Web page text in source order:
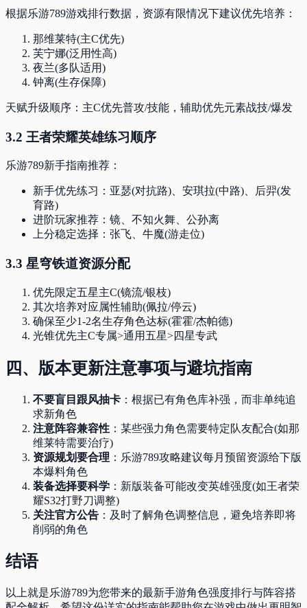
根据乐游789游戏排行数据，资源有限情况下建议优先培养：
那维莱特(主C优先)
芙宁娜(泛用性高)
夜兰(多队适用)
钟离(生存保障)
天赋升级顺序：主C优先普攻/技能，辅助优先元素战技/爆发
3.2 王者荣耀英雄练习顺序
乐游789新手指南推荐：
新手优先练习：亚瑟(对抗路)、安琪拉(中路)、后羿(发
育路)
进阶玩家推荐：镜、不知火舞、公孙离
上分稳定选择：张飞、牛魔(游走位)
3.3 星穹铁道资源分配
优先限定五星主C(镜流/银枝)
其次培养对应属性辅助(佩拉/停云)
确保至少1-2名生存角色达标(霍霍/杰帕德)
光锥优先主C专属>通用五星>四星专武
四、版本更新注意事项与避坑指南
不要盲目跟风抽卡 ：根据已有角色库补强，而非单纯追
求新角色
注意阵容兼容性 ：某些强力角色需要特定队友配合(如那
维莱特需要治疗)
资源规划要合理 ：乐游789攻略建议每月预留资源给下版
本爆料角色
装备选择要科学 ：新版装备可能改变英雄强度(如王者荣
耀S32打野刀调整)
关注官方公告 ：及时了解角色调整信息，避免培养即将
削弱的角色
结语
以上就是乐游789为您带来的最新手游角色强度排行与阵容搭